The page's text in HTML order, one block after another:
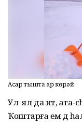
Асҡар тышта ҡар көрәй
Ул ял да итә, ата-
Ҡоштарға ем дә